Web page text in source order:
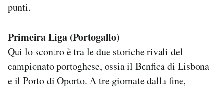
punti.
Primeira Liga (Portogallo)
Qui lo scontro è tra le due storiche rivali del
campionato portoghese, ossia il Benfica di Lisbona
e il Porto di Oporto. A tre giornate dalla fine,